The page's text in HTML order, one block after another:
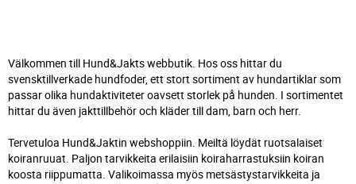
Välkommen till Hund&Jakts webbutik. Hos oss hittar du
svensktillverkade hundfoder, ett stort sortiment av hundartiklar som
passar olika hundaktiviteter oavsett storlek på hunden. I sortimentet
hittar du även jakttillbehör och kläder till dam, barn och herr.
Tervetuloa Hund&Jaktin webshoppiin. Meiltä löydät ruotsalaiset
koiranruuat. Paljon tarvikkeita erilaisiin koiraharrastuksiin koiran
koosta riippumatta. Valikoimassa myös metsästystarvikkeita ja